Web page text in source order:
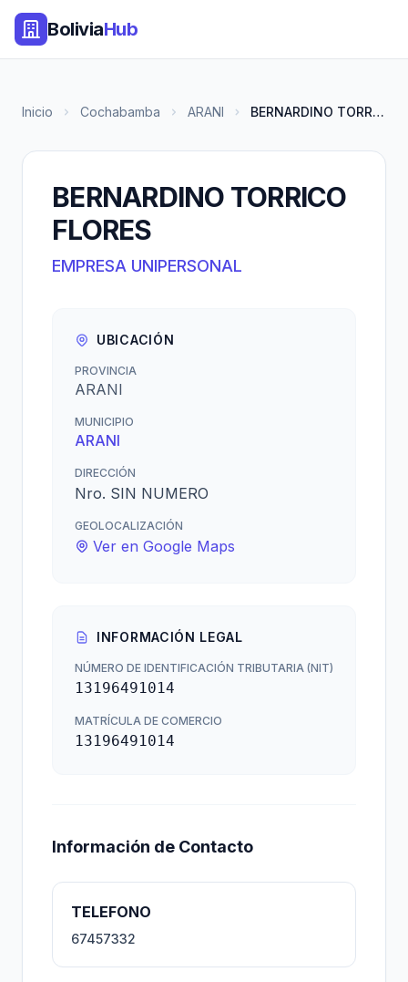
BoliviaHub
Inicio Cochabamba ARANI BERNARDINO TORRICO FLORES
BERNARDINO TORRICO
FLORES
EMPRESA UNIPERSONAL
UBICACIÓN
PROVINCIA
ARANI
MUNICIPIO
ARANI
DIRECCIÓN
Nro. SIN NUMERO
GEOLOCALIZACIÓN
Ver en Google Maps
INFORMACIÓN LEGAL
NÚMERO DE IDENTIFICACIÓN TRIBUTARIA (NIT)
13196491014
MATRÍCULA DE COMERCIO
13196491014
Información de Contacto
TELEFONO
67457332